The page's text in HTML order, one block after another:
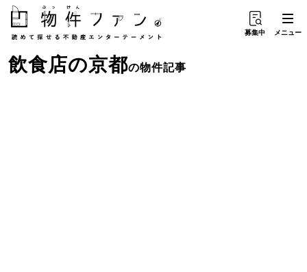
募集中 メニュー
飲食店の京都の物件記事